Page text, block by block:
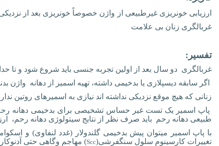
ارزیابی خونریزی غیرطبیعی از
واژن خصوصاً خونریزی بعد از
غربالگری زنان بی علامت
تفسیر:
غربالگری دو سال بعد از اولین تجربه جنسی باید شروع شود و تا
اگر سابقه دیسپلازی یا بدخیمی داشته، تهیه اسمیر از دهانه واژن
زنانی که هیچ موقع نزدیکی نداشته اند نیازی به اسمیرهای روتین
پاپ اسمیر یک تست غیر حساس تشخیصی برای بدخیمی دهانه رحم
طبیعی دهانه رحم باید صرف نظر از نتایج سیتولوژی دهانه رحم،
با پاپ اسمیر میتوان پیش بدخیمی گلندولار (غدد لنفاوی) و
تغییرات کارسینوم سلول سنگفرشی(Scc
) مهاجم وگاهی حتی